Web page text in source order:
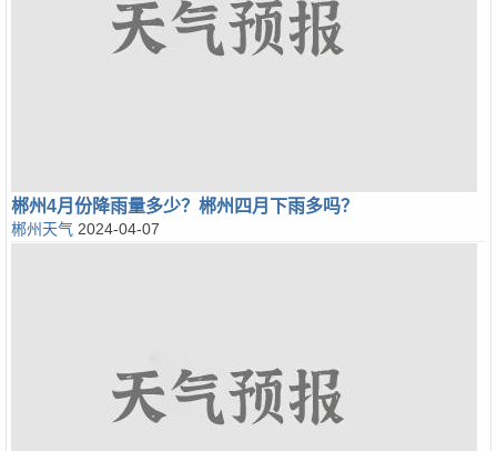
郴州4月份降雨量多少？郴州四月下雨多吗？
郴州天气 2024-04-07